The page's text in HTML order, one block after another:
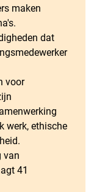
maken
dat
voor
werk, ethische
van
41